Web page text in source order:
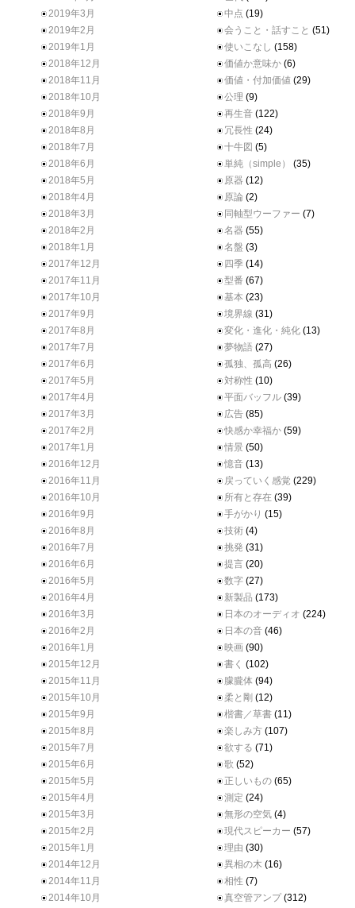
2019年3月
2019年2月
2019年1月
2018年12月
2018年11月
2018年10月
2018年9月
2018年8月
2018年7月
2018年6月
2018年5月
2018年4月
2018年3月
2018年2月
2018年1月
2017年12月
2017年11月
2017年10月
2017年9月
2017年8月
2017年7月
2017年6月
2017年5月
2017年4月
2017年3月
2017年2月
2017年1月
2016年12月
2016年11月
2016年10月
2016年9月
2016年8月
2016年7月
2016年6月
2016年5月
2016年4月
2016年3月
2016年2月
2016年1月
2015年12月
2015年11月
2015年10月
2015年9月
2015年8月
2015年7月
2015年6月
2015年5月
2015年4月
2015年3月
2015年2月
2015年1月
2014年12月
2014年11月
2014年10月
中点 (19)
会うこと・話すこと (51)
使いこなし (158)
価値か意味か (6)
価値・付加価値 (29)
公理 (9)
再生音 (122)
冗長性 (24)
十牛図 (5)
単純（simple）
(35)
原器 (12)
原論 (2)
同軸型ウーファー (7)
名器 (55)
名盤 (3)
四季 (14)
型番 (67)
基本 (23)
境界線 (31)
変化・進化・純化 (13)
夢物語 (27)
孤独、孤高 (26)
対称性 (10)
平面バッフル (39)
広告 (85)
快感か幸福か (59)
情景 (50)
憶音 (13)
戻っていく感覚 (229)
所有と存在 (39)
手がかり (15)
技術 (4)
挑発 (31)
提言 (20)
数字 (27)
新製品 (173)
日本のオーディオ (224)
日本の音 (46)
映画 (90)
書く (102)
朦朧体 (94)
柔と剛 (12)
楷書／草書 (11)
楽しみ方 (107)
欲する (71)
歌 (52)
正しいもの (65)
測定 (24)
無形の空気 (4)
現代スピーカー (57)
理由 (30)
異相の木 (16)
相性 (7)
真空管アンプ (312)